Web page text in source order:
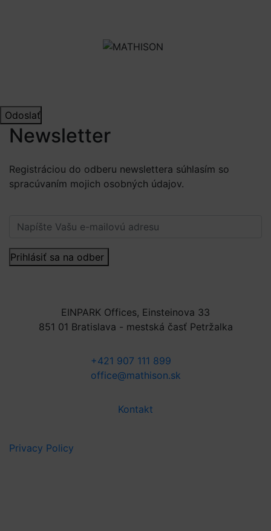
Odoslať
Newsletter
Registráciou do odberu newslettera súhlasím so
spracúvaním mojich osobných údajov.
Prihlásiť sa na odber
EINPARK Offices, Einsteinova 33
851 01 Bratislava - mestská časť Petržalka
+421 907 111 899
office@mathison.sk
Kontakt
Privacy Policy